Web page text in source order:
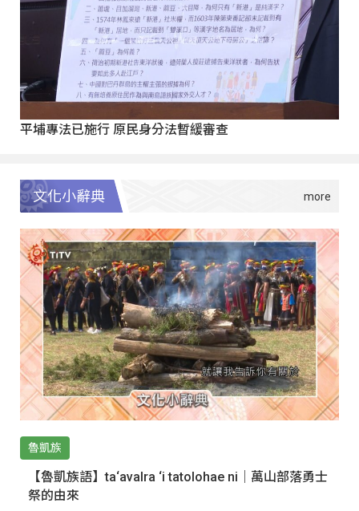
平埔專法已施行 原民身分法暫緩審查
文化小辭典
魯凱族
【魯凱族語】ta‘avalra ‘i tatolohae ni｜萬山部落勇士
祭的由來